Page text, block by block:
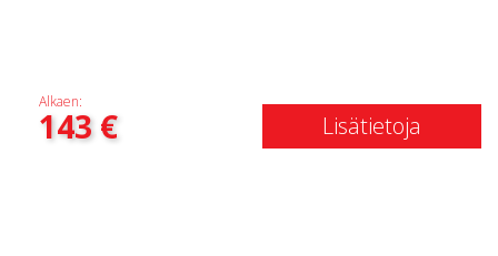
Alkaen:
143€ Lisätietoja